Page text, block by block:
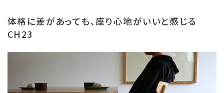
体格に差があっても、座り心地がいいと感じる
CH23